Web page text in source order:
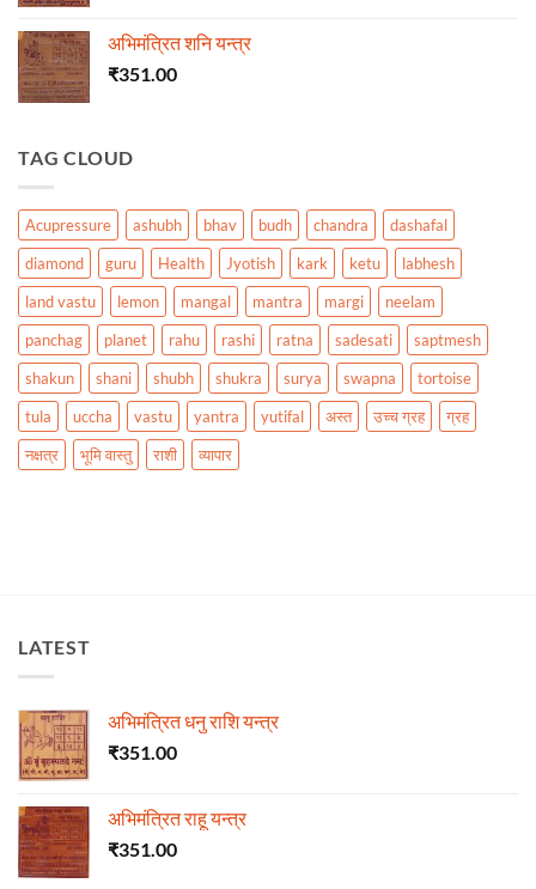
अभिमंत्रित शनि यन्त्र
₹351.00
TAG CLOUD
Acupressure ashubh bhav budh chandra
dashafal
diamond
guru Health Jyotish kark ketu
labhesh
land vastu
lemon mangal mantra margi
neelam
panchag
planet rahu rashi ratna sadesati
saptmesh
shakun
shani shubh shukra surya swapna
tortoise
tula
uccha vastu yantra yutifal अस्त उच्च ग्रह
ग्रह
नक्षत्र
भूमि वास्तु राशी व्यापार
LATEST
अभिमंत्रित धनु राशि यन्त्र
₹351.00
अभिमंत्रित राहू यन्त्र
₹351.00